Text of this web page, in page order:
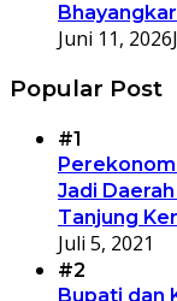
Juni 11, 2026
Popular Post
#1
Jadi
Tanjung
Juli 5, 2021
#2
Bupati dan